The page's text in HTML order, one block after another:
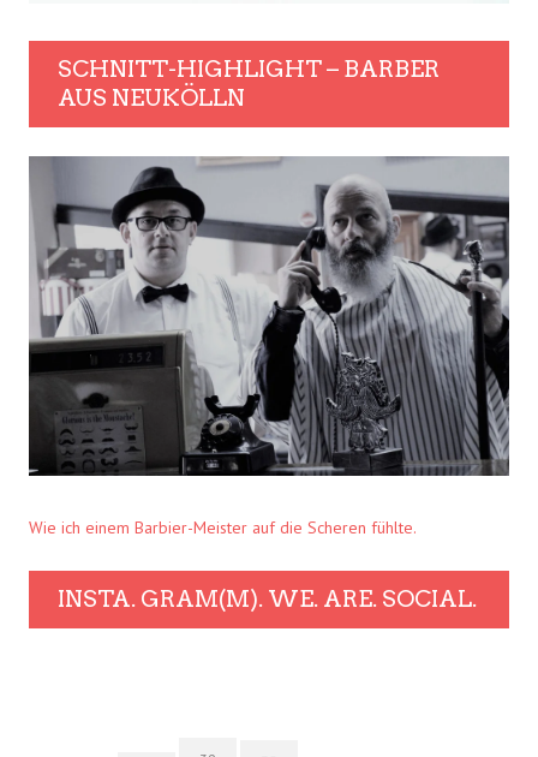
SCHNITT-HIGHLIGHT – BARBER
AUS NEUKÖLLN
Wie ich einem Barbier-Meister auf die Scheren fühlte.
INSTA. GRAM(M). WE. ARE. SOCIAL.